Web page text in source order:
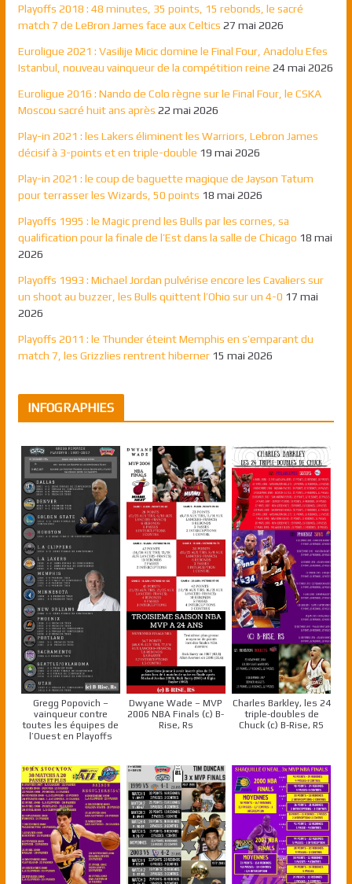
Playoffs 2018 : 48 minutes, 35 points, 15 rebonds, le sacré
match 7 de LeBron James face aux Celtics 27 mai 2026
Euroligue 2021 : Vasilije Micic domine le Final Four, Anadolu Efes
Istanbul, nouveau vainqueur de la compétition reine 24 mai 2026
Euroligue 2016 : Nando de Colo règne sur le Final Four, le CSKA
Moscou sacré huit ans après 22 mai 2026
Play-in 2021 : les Lakers éliminent les Warriors, Lebron James
décisif à 3-points et en triple-double 19 mai 2026
Play-in 2021 : le coup de baguette magique de Jayson Tatum
pour terrasser les Wizards, 50 points 18 mai 2026
Playoffs 1995 : le Magic prend les Bulls par les cornes, sa
qualification pour la finale de l’Est dans la salle de Chicago 18 mai
2026
Playoffs 1993 : Michael Jordan pulvérise encore les Cavaliers sur
un shoot au buzzer, les Bulls quittent l’Ohio sur un 4-0 17 mai
2026
Playoffs 2011 : le Thunder éteint Memphis en s’emparant du
match 7, les Grizzlies rentrent hiberner 15 mai 2026
INFOGRAPHIES
Gregg Popovich –
vainqueur contre
toutes les équipes de
l’Ouest en Playoffs
Dwyane Wade – MVP
2006 NBA Finals (c) B-
Rise, Rs
Charles Barkley, les 24
triple-doubles de
Chuck (c) B-Rise, RS